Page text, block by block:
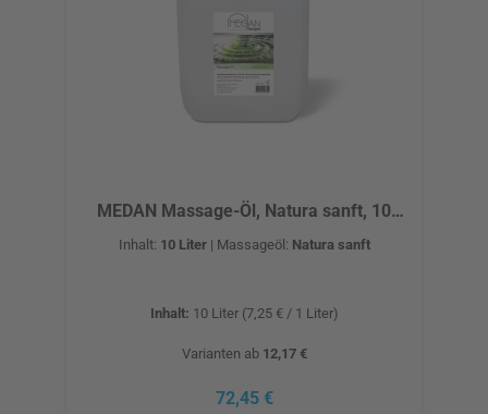
MEDAN Massage-Öl, Natura sanft, 10
Inhalt: 10 Liter | Massageöl: Natura sanft
Inhalt: 10 Liter (7,25 € / 1 Liter)
Varianten ab12,17 €
Regulärer Preis:
72,45 €